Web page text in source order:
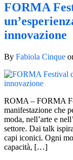
FORMA
innovazione
By Fabiola Cinque
ROMA – FORMA
manifestazione che
moda, nell’arte e
settore. Dai talk
capi iconici. Ogni
capacità, […]